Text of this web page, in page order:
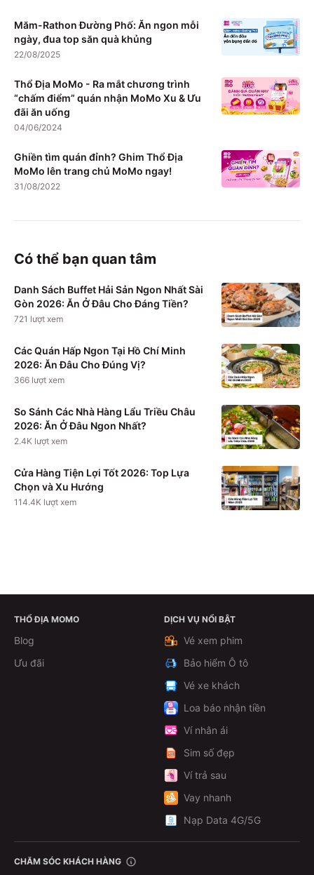
Măm-Rathon Đường Phố: Ăn ngon mỗi
ngày, đua top săn quà khủng
22/08/2025
Thổ Địa MoMo - Ra mắt chương trình
“chấm điểm” quán nhận MoMo Xu & Ưu
đãi ăn uống
04/06/2024
Ghiền tìm quán đỉnh? Ghim Thổ Địa
MoMo lên trang chủ MoMo ngay!
31/08/2022
Có thể bạn quan tâm
Danh Sách Buffet Hải Sản Ngon Nhất Sài
Gòn 2026: Ăn Ở Đâu Cho Đáng Tiền?
721 lượt xem
Các Quán Hấp Ngon Tại Hồ Chí Minh
2026: Ăn Đâu Cho Đúng Vị?
366 lượt xem
So Sánh Các Nhà Hàng Lẩu Triều Châu
2026: Ăn Ở Đâu Ngon Nhất?
2.4K lượt xem
Cửa Hàng Tiện Lợi Tốt 2026: Top Lựa
Chọn và Xu Hướng
114.4K lượt xem
Xem chi tiết
THỔ ĐỊA MOMO
Blog
Ưu đãi
DỊCH VỤ NỔI BẬT
Vé xem phim
Bảo hiểm Ô tô
Vé xe khách
Loa báo nhận tiền
Ví nhân ái
Sim số đẹp
Ví trả sau
Vay nhanh
Nạp Data 4G/5G
CHĂM SÓC KHÁCH HÀNG